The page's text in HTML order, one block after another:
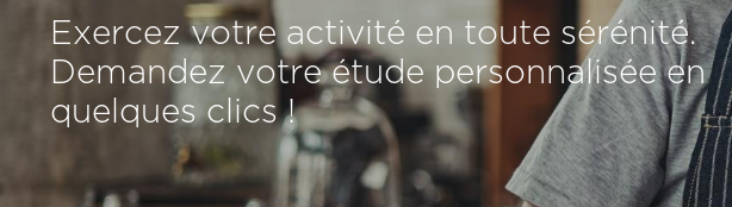
Exercez votre activité en toute sérénité.
Demandez votre étude personnalisée en
quelques clics !